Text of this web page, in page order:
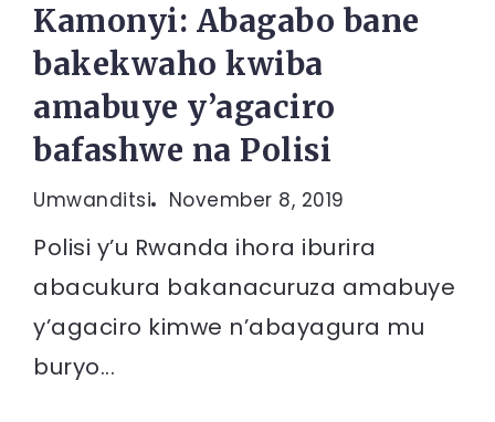
Kamonyi: Abagabo bane
bakekwaho kwiba
amabuye y’agaciro
bafashwe na Polisi
Umwanditsi November 8, 2019
Polisi y’u Rwanda ihora iburira
abacukura bakanacuruza amabuye
y’agaciro kimwe n’abayagura mu
buryo...